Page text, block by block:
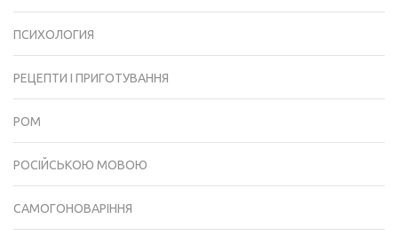
ПСИХОЛОГИЯ
РЕЦЕПТИ І ПРИГОТУВАННЯ
РОМ
РОСІЙСЬКОЮ МОВОЮ
САМОГОНОВАРІННЯ